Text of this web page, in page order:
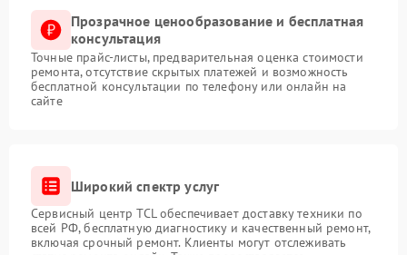
Прозрачное ценообразование и бесплатная
консультация
Точные прайс-листы, предварительная оценка стоимости
ремонта, отсутствие скрытых платежей и возможность
бесплатной консультации по телефону или онлайн на
сайте
Широкий спектр услуг
Сервисный центр TCL обеспечивает доставку техники по
всей РФ, бесплатную диагностику и качественный ремонт,
включая срочный ремонт. Клиенты могут отслеживать